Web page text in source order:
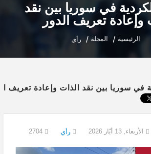
في سوريا بين نقد
وإعادة تعريف الدور
الرئيسية المجلة رأي
في سوريا بين نقد الذات وإعادة تعريف
الأربعاء, 13 أيّار 2026 رأي